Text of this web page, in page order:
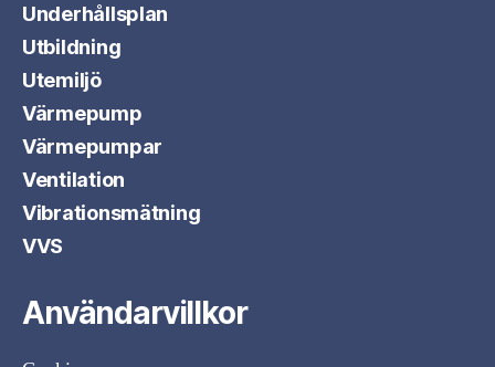
Underhållsplan
Utbildning
Utemiljö
Värmepump
Värmepumpar
Ventilation
Vibrationsmätning
VVS
Användarvillkor